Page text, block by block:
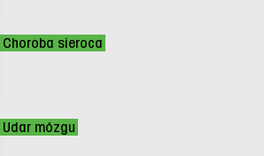
Choroba sieroca
Udar mózgu